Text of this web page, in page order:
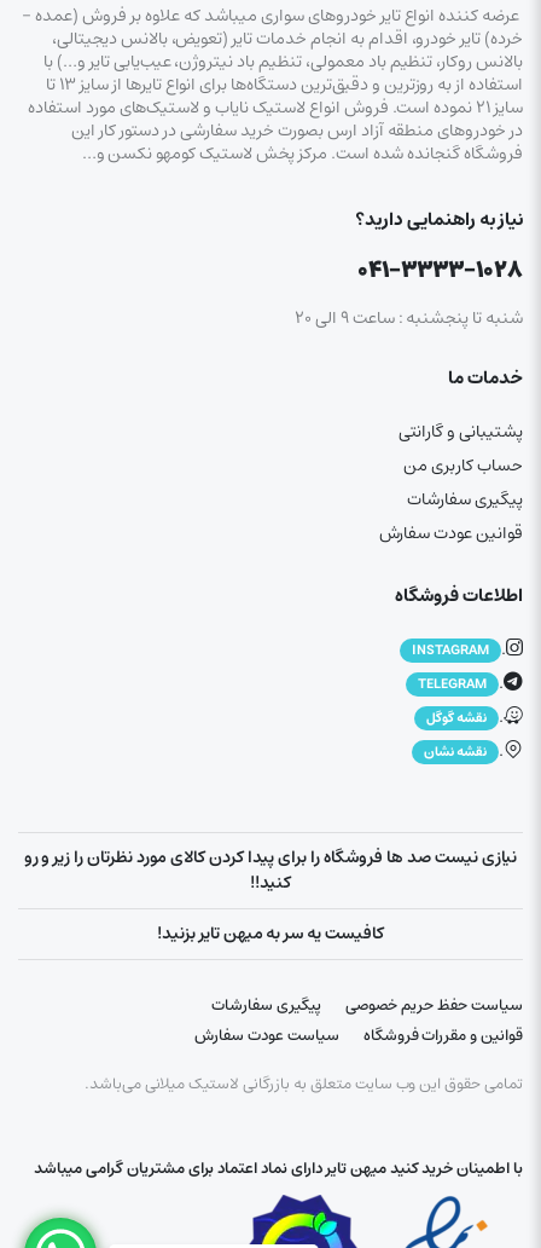
عرضه کننده انواع تایر خودروهای سواری میباشد که علاوه بر فروش (عمده –
خرده‌) تایر خودرو، اقدام به انجام خدمات تایر (تعویض، بالانس دیجیتالی،
بالانس روکار، تنظیم باد معمولی، تنظیم باد نیتروژن، عیب‌یابی تایر و…) با
استفاده از به روزترین و دقیق‌ترین دستگاه‌ها برای انواع تایرها از سایز ۱۳ تا
سایز ۲۱ نموده است. فروش انواع لاستیک‌ نایاب و لاستیک‌های مورد استفاده
در خودروهای منطقه آزاد ارس بصورت خرید سفارشی در دستور کار این
فروشگاه گنجانده شده است. مرکز پخش لاستیک کومهو نکسن و…
نیاز به راهنمایی دارید؟
۰۴۱-۳۳۳۳-۱۰۲۸
شنبه تا پنجشنبه : ساعت ۹ الی ۲۰
خدمات ما
پشتیبانی و گارانتی
حساب کاربری من
پیگیری سفارشات
قوانین عودت سفارش
اطلاعات فروشگاه
.
INSTAGRAM
.
TELEGRAM
. نقشه گوگل
. نقشه نشان
نیازی نیست صد ها فروشگاه را برای پیدا کردن کالای مورد نظرتان را زیر و رو
کنید!!
کافیست یه سر به میهن تایر بزنید!
سیاست حفظ حریم خصوصی
پیگیری سفارشات
قوانین و مقررات فروشگاه
سیاست عودت سفارش
تمامی حقوق این وب سایت متعلق به بازرگانی لاستیک میلانی می‌باشد.
با اطمینان خرید کنید میهن تایر دارای نماد اعتماد برای مشتریان گرامی میباشد